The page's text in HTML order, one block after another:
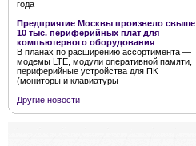
года
Предприятие Москвы произвело свыше
10 тыс. периферийных плат для
компьютерного оборудования
В планах по расширению ассортимента —
модемы LTE, модули оперативной памяти,
периферийные устройства для ПК
(мониторы и клавиатуры
Другие новости